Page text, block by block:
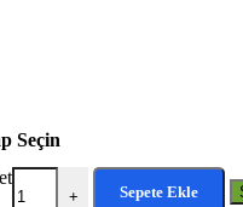
Seçin
+ Sepete Ekle